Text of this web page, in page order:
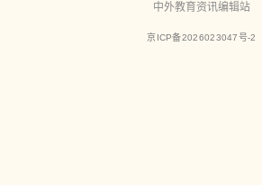
中外教育资讯编辑站
京ICP备2026023047号-2